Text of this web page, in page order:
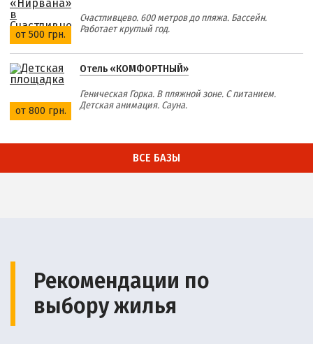
от 500 грн.
Счастливцево. 600 метров до пляжа. Бассейн.
Работает круглый год.
от 800 грн.
Отель «КОМФОРТНЫЙ»
Геническая Горка. В пляжной зоне. С питанием.
Детская анимация. Сауна.
ВСЕ БАЗЫ
Рекомендации по
выбору жилья